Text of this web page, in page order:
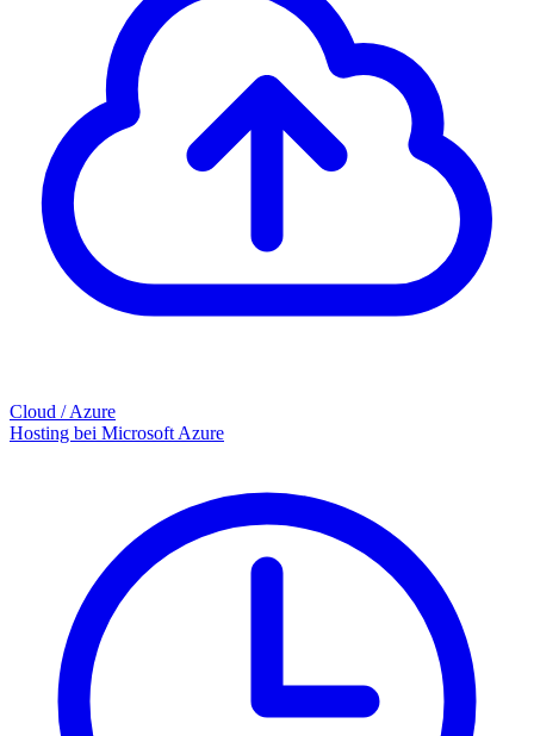
Cloud / Azure
Hosting bei Microsoft Azure